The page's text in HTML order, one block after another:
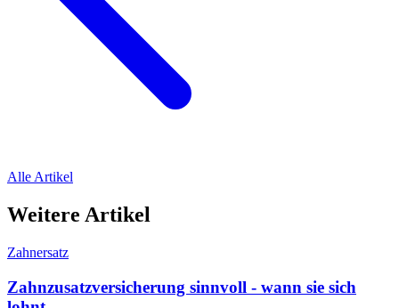
Alle Artikel
Weitere Artikel
Zahnersatz
Zahnzusatzversicherung sinnvoll - wann sie sich